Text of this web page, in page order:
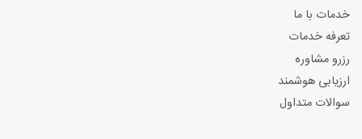
خدمات با ما
تعرفه خدمات
رزرو مشاوره
ارزیابی هوشمند
سوالات متداول